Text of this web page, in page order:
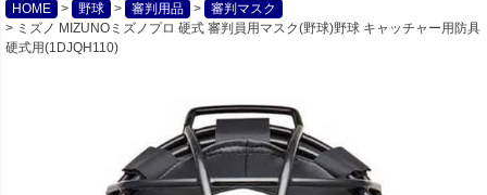
HOME
野球 審判用品
審判マスク
ミズノ MIZUNOミズノプロ 硬式 審判員用マスク(野球)野球 キャッチャー用防具
硬式用(1DJQH110)